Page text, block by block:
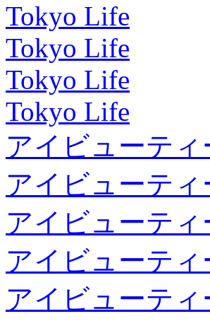
Tokyo Life
Tokyo Life
Tokyo Life
Tokyo Life
アイビューテ
アイビューテ
アイビューテ
アイビューテ
アイビューテ